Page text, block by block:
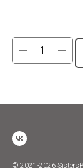
© 2021-2026